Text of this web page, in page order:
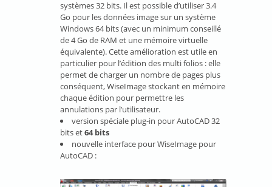
systèmes 32 bits. Il est possible d’utiliser 3.4
Go pour les données image sur un système
Windows 64 bits (avec un minimum conseillé
de 4 Go de RAM et une mémoire virtuelle
équivalente). Cette amélioration est utile en
particulier pour l’édition des multi folios : elle
permet de charger un nombre de pages plus
conséquent, WiseImage stockant en mémoire
chaque édition pour permettre les
annulations par l’utilisateur.
version spéciale plug-in pour AutoCAD 32
bits et64 bits
nouvelle interface pour WiseImage pour
AutoCAD :